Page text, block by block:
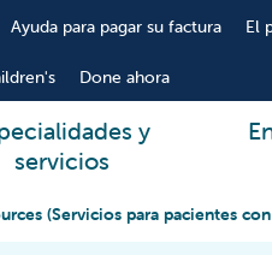
Ayuda para pagar su factura El
Done ahora
y
servicios
(Servicios para pacientes